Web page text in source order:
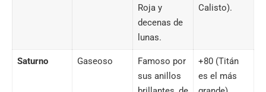
Roja y
decenas de
lunas.
Calisto).
Saturno Gaseoso
Famoso por
sus anillos
+80 (Titán
es el más